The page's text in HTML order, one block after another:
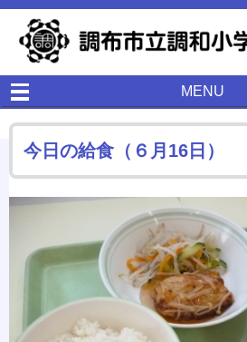
MENU
今日の給食（６月16日）